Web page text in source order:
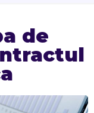
de